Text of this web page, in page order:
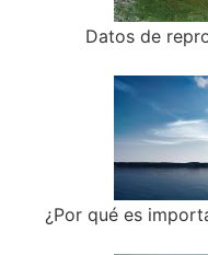
Datos de
¿Por qué es